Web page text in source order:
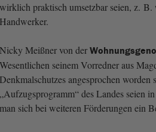
wirklich praktisch umsetzbar seien, z. B.
Handwerker.
Nicky Meißner von der
Wesentlichen seinem Vorredner aus
Denkmalschutzes angesprochen worden
„Aufzugsprogramm“ des Landes seien
man sich bei weiteren Förderungen ein